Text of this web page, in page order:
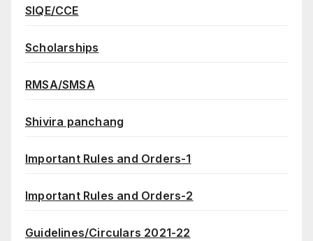
SIQE/CCE
Scholarships
RMSA/SMSA
Shivira panchang
Important Rules and Orders-1
Important Rules and Orders-2
Guidelines/Circulars 2021-22